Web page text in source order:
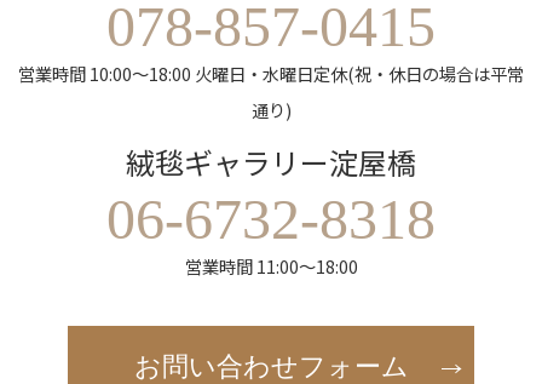
078-857-0415
営業時間 10:00～18:00 火曜日・水曜日定休(祝・休日の場合は平常
通り)
絨毯ギャラリー淀屋橋
06-6732-8318
営業時間 11:00～18:00
お問い合わせフォーム